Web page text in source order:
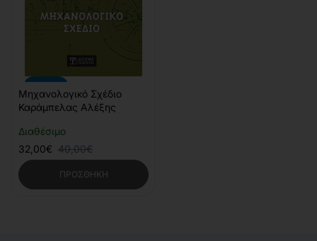
Διαθέσιμο
Μηχανολογικό Σχέδιο
Καράμπελας Αλέξης
32,00€ 40,00€
ΠΡΟΣΘΉΚΗ